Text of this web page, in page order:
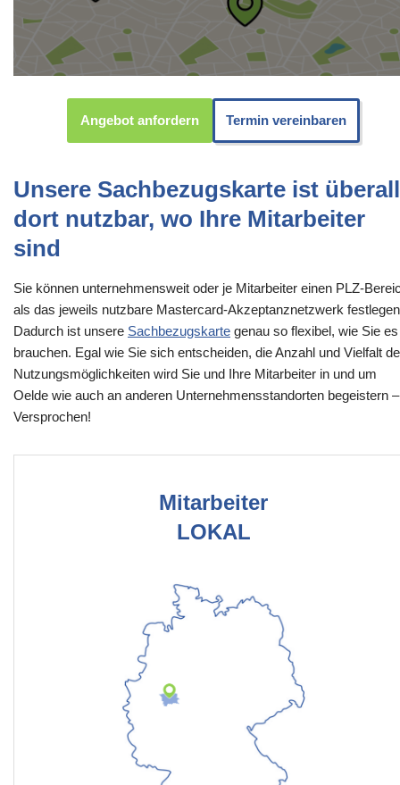
Angebot anfordern Termin vereinbaren
Unsere Sachbezugskarte ist überall
dort nutzbar, wo Ihre Mitarbeiter
sind
Sie können unternehmensweit oder je Mitarbeiter einen PLZ-
als das jeweils nutzbare Mastercard-Akzeptanznetzwerk
Dadurch ist unsere Sachbezugskarte genau so flexibel, wie Sie es
brauchen. Egal wie Sie sich entscheiden, die Anzahl und Vielfalt
Nutzungsmöglichkeiten wird Sie und Ihre Mitarbeiter in und um
Oelde wie auch an anderen Unternehmensstandorten begeistern –
Versprochen!
Mitarbeiter
LOKAL